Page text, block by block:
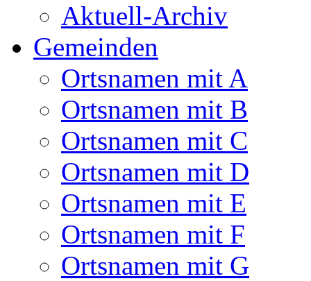
Aktuell-Archiv
Gemeinden
Ortsnamen mit A
Ortsnamen mit B
Ortsnamen mit C
Ortsnamen mit D
Ortsnamen mit E
Ortsnamen mit F
Ortsnamen mit G